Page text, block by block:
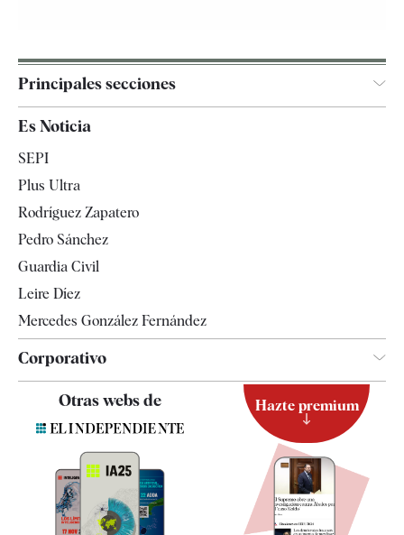
Principales secciones
Televisión
Es Noticia
SEPI
Plus Ultra
Rodríguez Zapatero
Pedro Sánchez
Guardia Civil
Leire Díez
Mercedes González Fernández
Corporativo
Quiénes somos
Especificaciones
Otras webs de Hazte premium